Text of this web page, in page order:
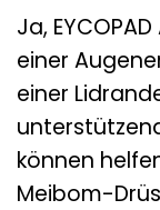
Ja,
einer
einer
können
Meibom-